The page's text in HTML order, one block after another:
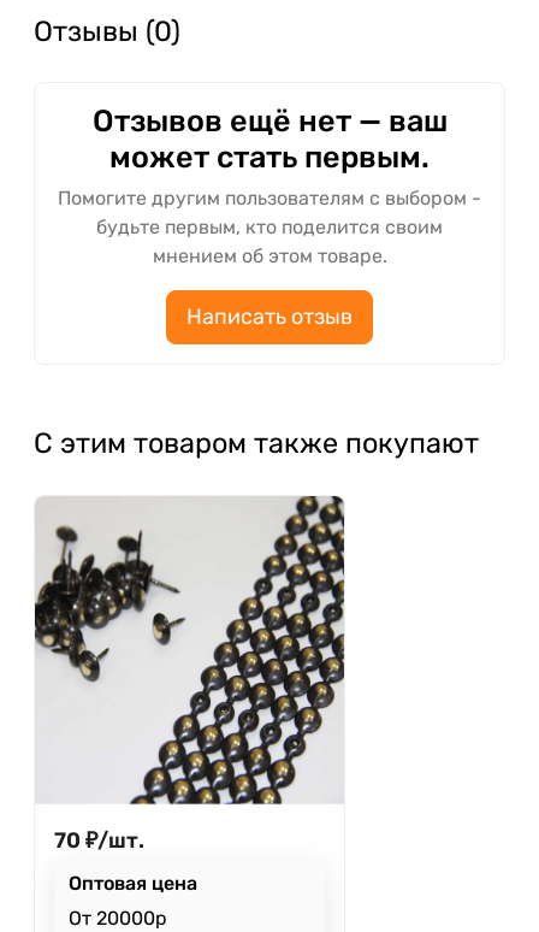
Отзывы (0)
Отзывов ещё нет — ваш
может стать первым.
Помогите другим пользователям с выбором -
будьте первым, кто поделится своим
мнением об этом товаре.
Написать отзыв
С этим товаром также покупают
70 ₽/шт.
Оптовая цена
От 20000р